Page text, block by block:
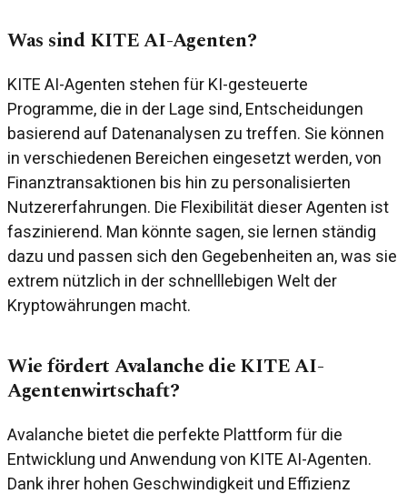
Was sind KITE AI-Agenten?
KITE AI-Agenten stehen für KI-gesteuerte
Programme, die in der Lage sind, Entscheidungen
basierend auf Datenanalysen zu treffen. Sie können
in verschiedenen Bereichen eingesetzt werden, von
Finanztransaktionen bis hin zu personalisierten
Nutzererfahrungen. Die Flexibilität dieser Agenten ist
faszinierend. Man könnte sagen, sie lernen ständig
dazu und passen sich den Gegebenheiten an, was sie
extrem nützlich in der schnelllebigen Welt der
Kryptowährungen macht.
Wie fördert Avalanche die KITE AI-
Agentenwirtschaft?
Avalanche bietet die perfekte Plattform für die
Entwicklung und Anwendung von KITE AI-Agenten.
Dank ihrer hohen Geschwindigkeit und Effizienz